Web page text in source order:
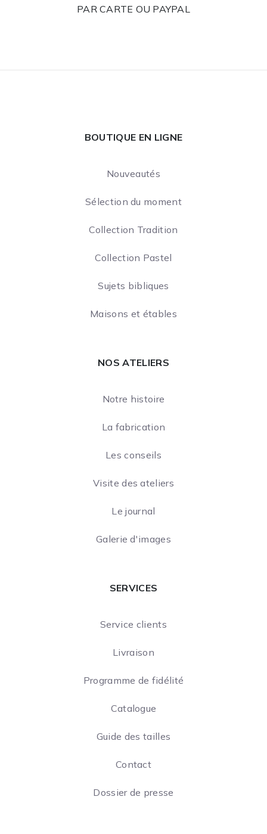
PAR CARTE OU PAYPAL
BOUTIQUE EN LIGNE
Nouveautés
Sélection du moment
Collection Tradition
Collection Pastel
Sujets bibliques
Maisons et étables
NOS ATELIERS
Notre histoire
La fabrication
Les conseils
Visite des ateliers
Le journal
Galerie d'images
SERVICES
Service clients
Livraison
Programme de fidélité
Catalogue
Guide des tailles
Contact
Dossier de presse